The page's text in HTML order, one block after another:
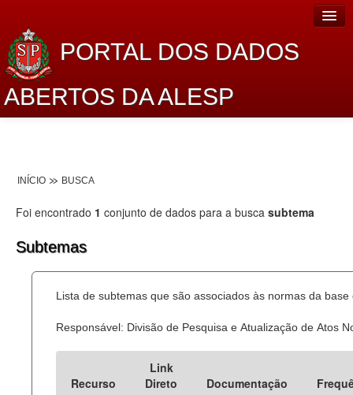
PORTAL DOS DADOS
ABERTOS DA ALESP
Lei de Acesso à Informação
Dados Governamentais Abertos
Processo Legislativo
Deputados Estaduais
INÍCIO BUSCA
Foi encontrado 1 conjunto de dados para a busca subtema
Subtemas
Lista de subtemas que são associados às normas da
Responsável: Divisão de Pesquisa e Atualização de Atos
Recurso
Link
Direto
Documentação